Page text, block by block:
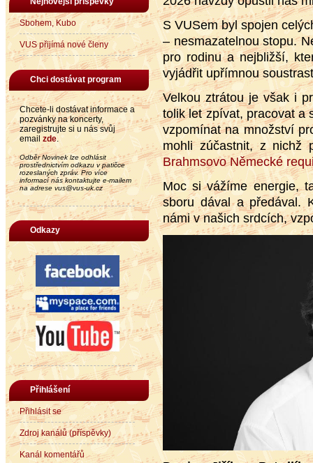
Sbohem, Kubo
VUS přijímá nové členy
Chci dostávat program
Chcete-li dostávat informace a
pozvánky na koncerty,
zaregistrujte si u nás svůj
email zde.
Odběr Novinek lze odhlásit
prostřednictvím odkazu v patičce
rozeslaných zpráv. Pro více
informací nás kontaktujte e-mailem
na adrese vus@vus-uk.cz
Odkazy
Přihlášení
Přihlásit se
Zdroj kanálů (příspěvky)
Kanál komentářů
S VUSem byl spojen
– nesmazatelnou stopu.
pro rodinu a nejbližší,
vyjádřit upřímnou
Velkou ztrátou je však i
tolik let zpívat, pracovat a
vzpomínat na množství
mohli zúčastnit, z nichž
Brahmsovo Německé
Moc si vážíme energie,
sboru dával a předával.
námi v našich srdcích,